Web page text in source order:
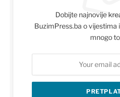
Dobijte najnovije
BuzimPress.ba o vijestima
mnogo